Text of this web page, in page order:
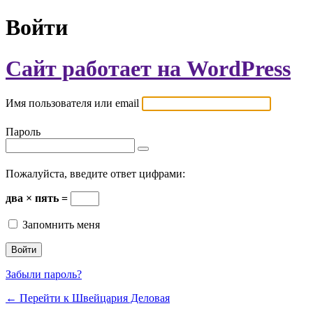
Войти
Сайт работает на WordPress
Имя пользователя или email
Пароль
Пожалуйста, введите ответ цифрами:
два × пять =
Запомнить меня
Забыли пароль?
← Перейти к Швейцария Деловая